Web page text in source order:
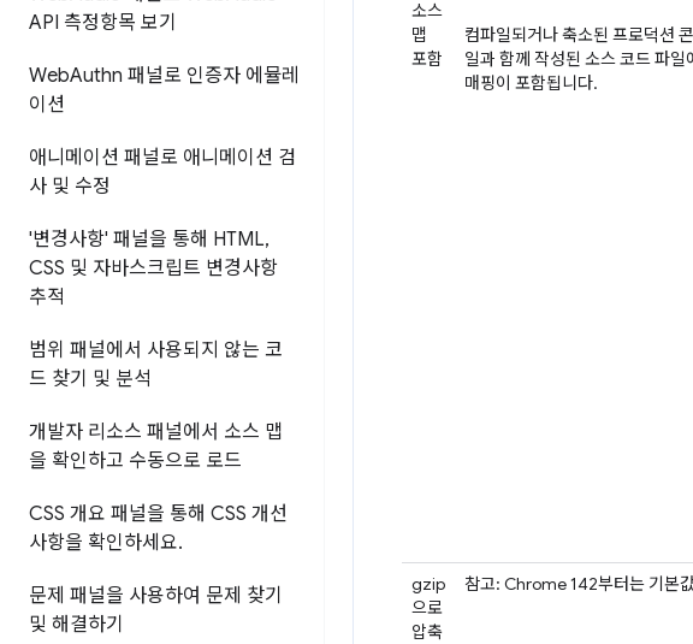
API 측정항목 보기
WebAuthn 패널로 인증자 에뮬레
이션
애니메이션 패널로 애니메이션 검
사 및 수정
'변경사항' 패널을 통해 HTML,
CSS 및 자바스크립트 변경사항
추적
범위 패널에서 사용되지 않는 코
드 찾기 및 분석
개발자 리소스 패널에서 소스 맵
을 확인하고 수동으로 로드
CSS 개요 패널을 통해 CSS 개선
사항을 확인하세요.
문제 패널을 사용하여 문제 찾기
및 해결하기
소스
맵
포함
컴파일되거나 축소된 프로덕션
일과 함께 작성된 소스 코드 파일
매핑이 포함됩니다.
gzip
으로
압축
참고: Chrome 142부터는 기본